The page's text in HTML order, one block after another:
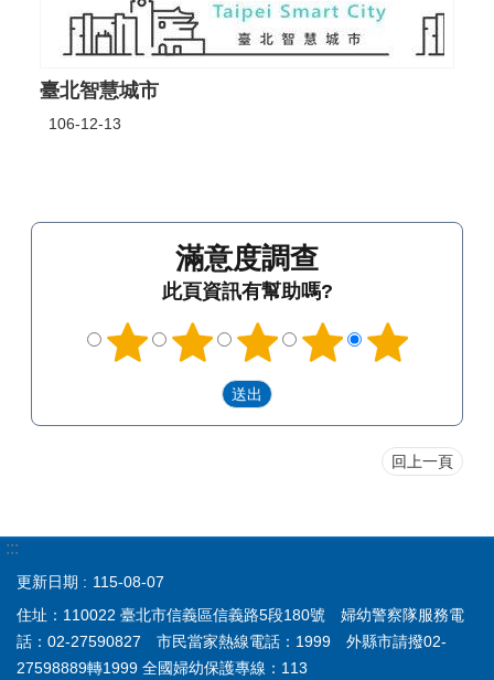
臺北智慧城市
106-12-13
滿意度調查
此頁資訊有幫助嗎?
回上一頁
:::
更新日期
115-08-07
住址：110022 臺北市信義區信義路5段180號 婦幼警察隊服務電
話：02-27590827 市民當家熱線電話：1999 外縣市請撥02-
27598889轉1999 全國婦幼保護專線：113